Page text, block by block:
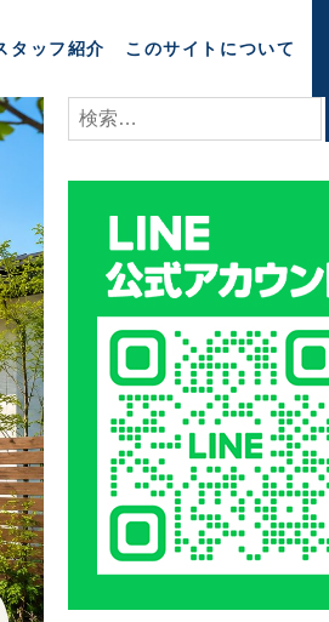
タッフ紹介 このサイトについて
検
索: